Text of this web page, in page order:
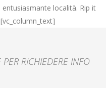
località. Rip it
RICHIEDERE INFO